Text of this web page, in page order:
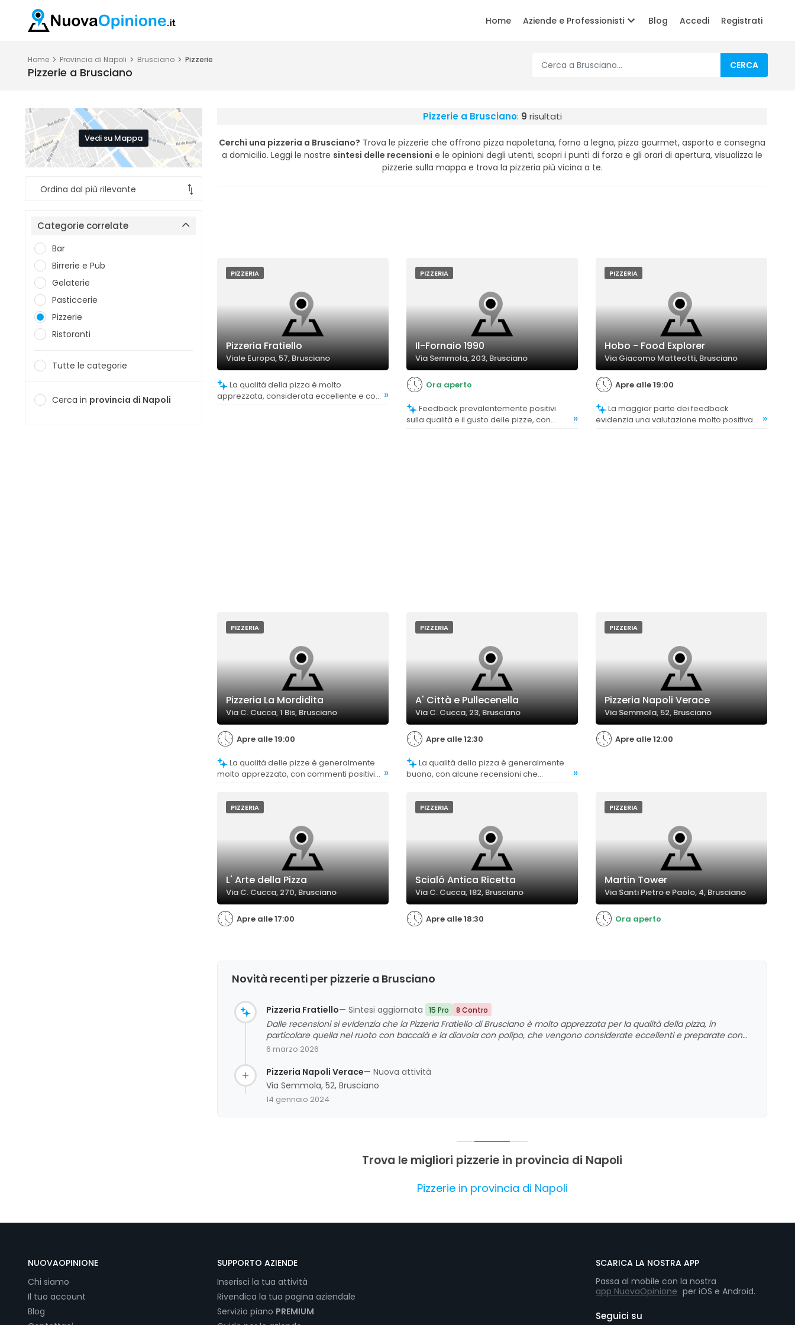
Home Aziende e Professionisti Blog Accedi Registrati
Home Provincia di Napoli Brusciano Pizzerie
Pizzerie a Brusciano
CERCA
Vedi su Mappa
Categorie correlate
Bar
Birrerie e Pub
Gelaterie
Pasticcerie
Pizzerie
Ristoranti
Tutte le categorie
Cerca in provincia di Napoli
Pizzerie a Brusciano: 9 risultati
Cerchi una pizzeria a Brusciano? Trova le pizzerie che offrono pizza napoletana, forno a legna, pizza gourmet, asporto e consegna
a domicilio. Leggi le nostre sintesi delle recensioni e le opinioni degli utenti, scopri i punti di forza e gli orari di apertura, visualizza le
pizzerie sulla mappa e trova la pizzeria più vicina a te.
PIZZERIA
Pizzeria Fratiello
Viale Europa, 57, Brusciano
apprezzata, considerata eccellente e con »
PIZZERIA
Il-Fornaio 1990
Via Semmola, 203, Brusciano
Ora aperto
Feedback prevalentemente positivi
sulla qualità e il gusto delle pizze, con
»
PIZZERIA
Hobo - Food Explorer
Via Giacomo Matteotti, Brusciano
Apre alle 19:00
La maggior parte dei feedback
evidenzia una valutazione molto positiva
»
PIZZERIA
Pizzeria La Mordidita
Via C. Cucca, 1 Bis, Brusciano
Apre alle 19:00
molto apprezzata, con commenti positivi
segnalati anche giudizi entusiasti sulla
»
PIZZERIA
A' Città e Pullecenella
Via C. Cucca, 23, Brusciano
Apre alle 12:30
La qualità della pizza è generalmente
buona, con alcune recensioni che
»
PIZZERIA
Pizzeria Napoli Verace
Via Semmola, 52, Brusciano
Apre alle 12:00
PIZZERIA
L' Arte della Pizza
Via C. Cucca, 270, Brusciano
Apre alle 17:00
PIZZERIA
Scialó Antica Ricetta
Via C. Cucca, 182, Brusciano
Apre alle 18:30
PIZZERIA
Martin Tower
Via Santi Pietro e Paolo, 4, Brusciano
Ora aperto
Novità recenti per pizzerie a Brusciano
Pizzeria Fratiello— Sintesi aggiornata 15 Pro 8 Contro
Dalle recensioni si evidenzia che la Pizzeria Fratiello di Brusciano è molto apprezzata per la qualità della pizza, in
particolare quella nel ruoto con baccalà e la diavola con polipo, che vengono considerate eccellenti e preparate con
ingredienti freschi e impasti curati. La clientela valorizza anche l'ambiente familiare e il personale gentile, anche se
migliorare. Nel complesso, la valutazione complessiva è positiva, con un forte apprezzamento per la qualità del cibo e
la cordialità dello staff.
6 marzo 2026
Pizzeria Napoli Verace— Nuova attività
Via Semmola, 52, Brusciano
14 gennaio 2024
Trova le migliori pizzerie in provincia di Napoli
Pizzerie in provincia di Napoli
NUOVAOPINIONE
Chi siamo
Il tuo account
Blog
SUPPORTO AZIENDE
Inserisci la tua attività
Rivendica la tua pagina aziendale
Servizio piano PREMIUM
SCARICA LA NOSTRA APP
Passa al mobile con la nostra
app NuovaOpinione per iOS e Android.
Seguici su